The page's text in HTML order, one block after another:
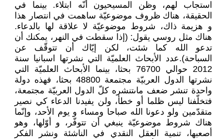
استجاب لهم، وظن المسيحيون أنّه ابتلاء. بينما في
الحقيقة، هناك ظروف موضوعيّة ساهمت في انتصار هذا
و هزيمة ذاك، شروط موضوعيّة لا علاقة لها بالدعاء.
هناك مثل روسي يقول: (إذا سقطت في النهر، يمكنك أن
تدعو الله كما شئت، لكن إيّاك أن تتوقّف عن
السباحة).عدد الأبحاث العلميّة التي نشرتها اسبانيا سنة
2012 حوالي 76700 بحثا، بينما الأبحاث العلميّة التي
نشرتها الدول العربيّة مجتمعة 48800 بحثا، فهذه دولة
واحدة تنشر ضعف ماىتنشره كلّ الدول العربيّة مجتمعة،
فتخلّفنا ليس ظلما أو خطأ، ولن يفيدنا الدعاء كي نصير
متقدّمين ولو دعونا الله صباحا ومساء و يوم الأحد، وإنّما
هناك شروط موضوعيّة ينبغي أن تتوفّر، و أوّلها، وهو
أصعبها، تنمية العقل النقدي في الناشئة ونشر الفكر